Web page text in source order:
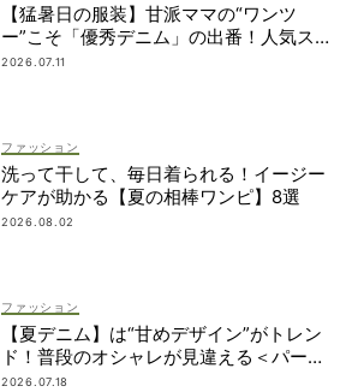
【猛暑日の服装】甘派ママの“ワンツ
ー”こそ「優秀デニム」の出番！人気スタ
イリストが厳選
2026.07.11
ファッション
洗って干して、毎日着られる！イージー
ケアが助かる【夏の相棒ワンピ】8選
2026.08.02
ファッション
【夏デニム】は“甘めデザイン”がトレン
ド！普段のオシャレが見違える＜パー
ル、レースetc.＞
2026.07.18